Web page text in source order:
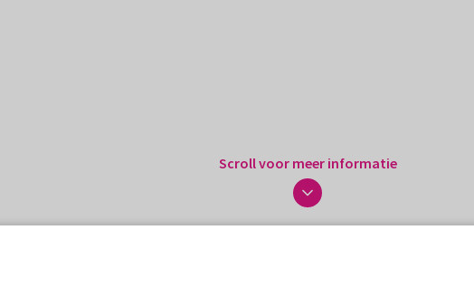
Scroll voor meer informatie